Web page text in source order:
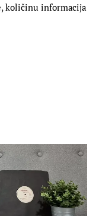
količinu informacija